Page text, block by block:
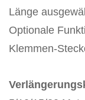
Länge
Optionale
Klemmen-